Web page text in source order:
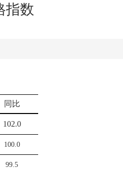
指数
同比
102.0
100.0
99.5